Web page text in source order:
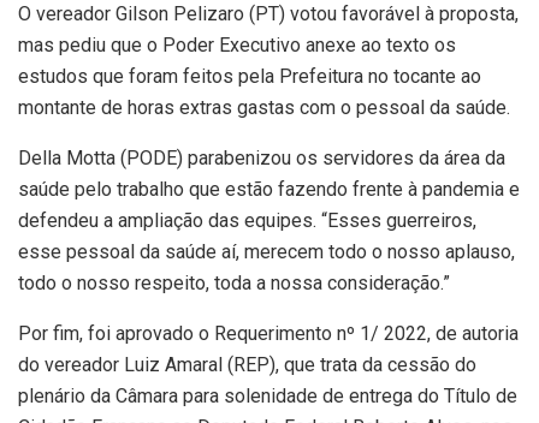
O vereador Gilson Pelizaro (PT) votou favorável à proposta,
mas pediu que o Poder Executivo anexe ao texto os
estudos que foram feitos pela Prefeitura no tocante ao
montante de horas extras gastas com o pessoal da saúde.
Della Motta (PODE) parabenizou os servidores da área da
saúde pelo trabalho que estão fazendo frente à pandemia e
defendeu a ampliação das equipes. “Esses guerreiros,
esse pessoal da saúde aí, merecem todo o nosso aplauso,
todo o nosso respeito, toda a nossa consideração.”
Por fim, foi aprovado o Requerimento nº 1/ 2022, de autoria
do vereador Luiz Amaral (REP), que trata da cessão do
plenário da Câmara para solenidade de entrega do Título de